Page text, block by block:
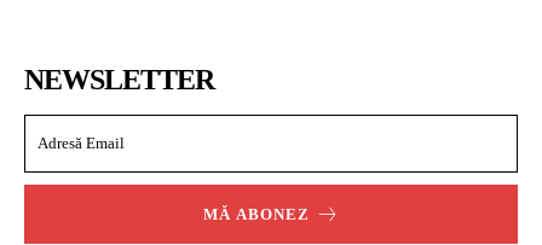
NEWSLETTER
MĂ ABONEZ